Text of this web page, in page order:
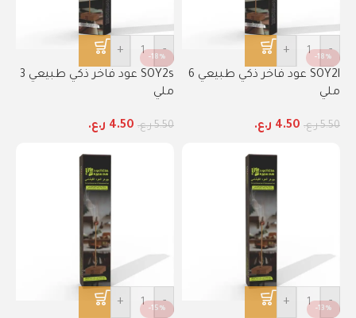
-18%
-
+
SOY2l عود فاخر ذكي طبيعي 6
ملي
5.50 ر.ع. 4.50 ر.ع.
-18%
-
+
SOY2s عود فاخر ذكي طبيعي 3
ملي
5.50 ر.ع. 4.50 ر.ع.
-13%
-
+
-15%
-
+